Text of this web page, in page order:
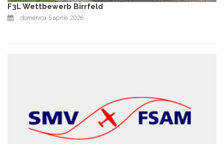
F3L Wettbewerb Birrfeld
domenica 5 aprile 2026